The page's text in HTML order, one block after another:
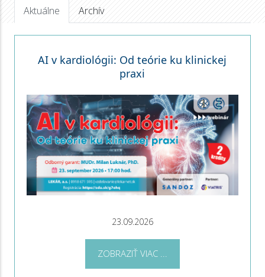
Aktuálne Archív
AI v kardiológii: Od teórie ku klinickej
praxi
23.09.2026
ZOBRAZIŤ VIAC ...